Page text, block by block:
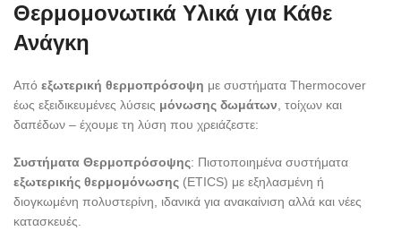
Θερμομονωτικά Υλικά για Κάθε
Ανάγκη
Από εξωτερική θερμοπρόσοψη με συστήματα Thermocover
έως εξειδικευμένες λύσεις μόνωσης δωμάτων , τοίχων και
δαπέδων – έχουμε τη λύση που χρειάζεστε:
Συστήματα Θερμοπρόσοψης: Πιστοποιημένα συστήματα
εξωτερικής θερμομόνωσης (ETICS) με εξηλασμένη ή
διογκωμένη πολυστερίνη, ιδανικά για ανακαίνιση αλλά και νέες
κατασκευές.